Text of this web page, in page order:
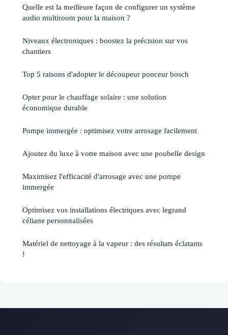
Quelle est la meilleure façon de configurer un système
audio multiroom pour la maison ?
Niveaux électroniques : boostez la précision sur vos
chantiers
Top 5 raisons d'adopter le découpeur ponceur bosch
Opter pour le chauffage solaire : une solution
économique durable
Pompe immergée : optimisez votre arrosage facilement
Ajoutez du luxe à votre maison avec une poubelle design
Maximisez l'efficacité d'arrosage avec une pompe
immergée
Optimisez vos installations électriques avec legrand
céliane personnalisées
Matériel de nettoyage à la vapeur : des résultats éclatants
!